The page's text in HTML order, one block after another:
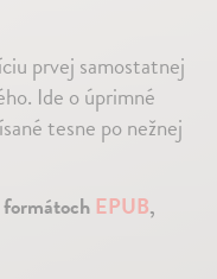
prvej samostatnej
Ide o úprimné
tesne po nežnej
EPUB,